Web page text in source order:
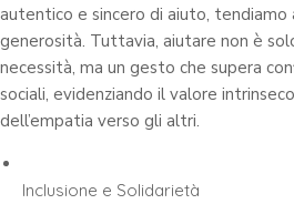
autentico e sincero di aiuto, tendiamo
generosità. Tuttavia, aiutare non è
necessità, ma un gesto che supera
sociali, evidenziando il valore
dell’empatia verso gli altri.
Inclusione e Solidarietà